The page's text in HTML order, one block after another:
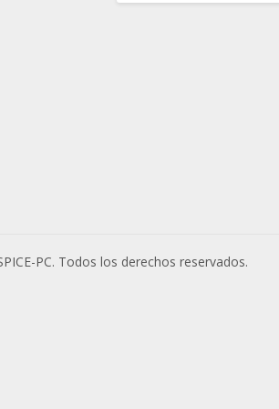
PC. Todos los derechos reservados.